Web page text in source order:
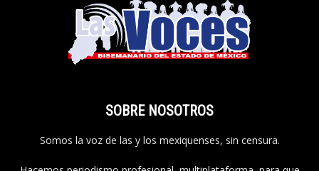
SOBRE NOSOTROS
Somos la voz de las y los mexiquenses, sin censura.